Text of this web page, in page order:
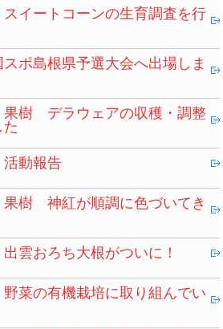
スイートコーンの生育調査を行
スポ島根県予選大会へ出場しま
果樹 デラウェアの収穫・調整
た
活動報告
果樹 神紅が順調に色づいてき
出雲おろち大根がついに！
野菜の有機栽培に取り組んでい